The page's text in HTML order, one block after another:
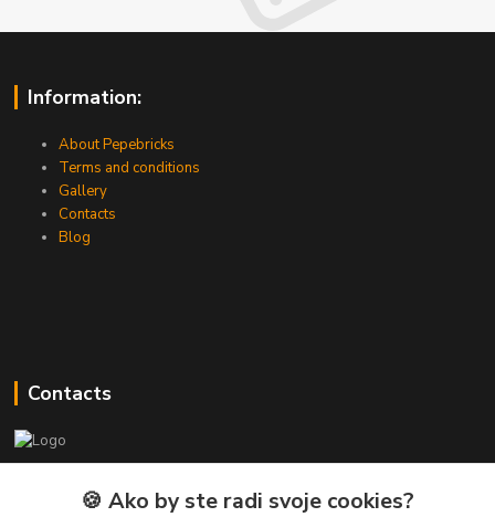
Information:
About Pepebricks
Terms and conditions
Gallery
Contacts
Blog
Contacts
🍪 Ako by ste radi svoje cookies?